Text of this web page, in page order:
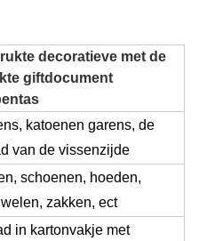
decoratieve met de
giftdocument
katoenen garens, de
van de vissenzijde
schoenen, hoeden,
zakken, ect
in kartonvakje met